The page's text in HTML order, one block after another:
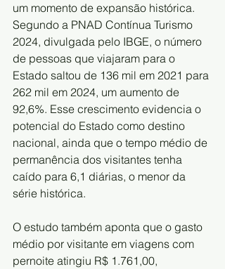
um momento de expansão histórica.
Segundo a PNAD Contínua Turismo
2024, divulgada pelo IBGE, o número
de pessoas que viajaram para o
Estado saltou de 136 mil em 2021 para
262 mil em 2024, um aumento de
92,6%. Esse crescimento evidencia o
potencial do Estado como destino
nacional, ainda que o tempo médio de
permanência dos visitantes tenha
caído para 6,1 diárias, o menor da
série histórica.
O estudo também aponta que o gasto
médio por visitante em viagens com
pernoite atingiu R$ 1.761,00,